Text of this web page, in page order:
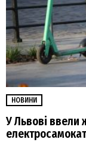
НОВИНИ
У Львові ввели